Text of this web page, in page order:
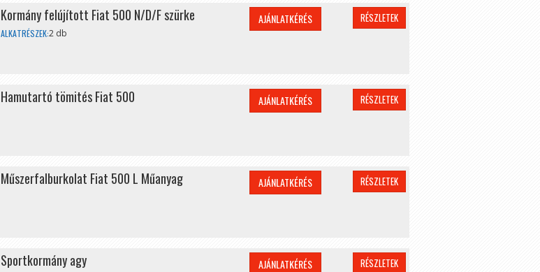
Kormány felújított Fiat 500 N/D/F szürke
ALKATRÉSZEK:2 db
AJÁNLATKÉRÉS RÉSZLETEK
Hamutartó tömités Fiat 500 AJÁNLATKÉRÉS RÉSZLETEK
Műszerfalburkolat Fiat 500 L Műanyag AJÁNLATKÉRÉS RÉSZLETEK
Sportkormány agy AJÁNLATKÉRÉS RÉSZLETEK